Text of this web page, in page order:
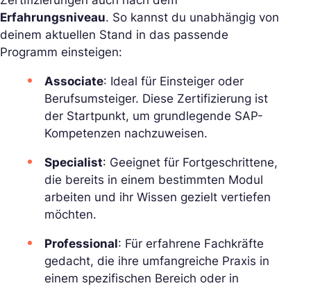
Erfahrungsniveau. So kannst du unabhängig von
deinem aktuellen Stand in das passende
Programm einsteigen:
Associate: Ideal für Einsteiger oder
Berufsumsteiger. Diese Zertifizierung ist
der Startpunkt, um grundlegende SAP-
Kompetenzen nachzuweisen.
Specialist: Geeignet für Fortgeschrittene,
die bereits in einem bestimmten Modul
arbeiten und ihr Wissen gezielt vertiefen
möchten.
Professional: Für erfahrene Fachkräfte
gedacht, die ihre umfangreiche Praxis in
einem spezifischen Bereich oder in